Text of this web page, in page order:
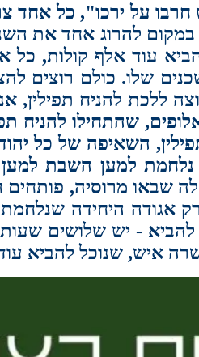
על ירכו", כל אחד
במקום להרוג אחד את
עוד אלף קולות,
שלו. כולם רוצים
ללכת להניח
שהתחילו להניח
השאיפה של כל
למען השבת
שבאו מרוסיה,
אגודה היחידה
- יש שלושים
איש, שנוכל להביא